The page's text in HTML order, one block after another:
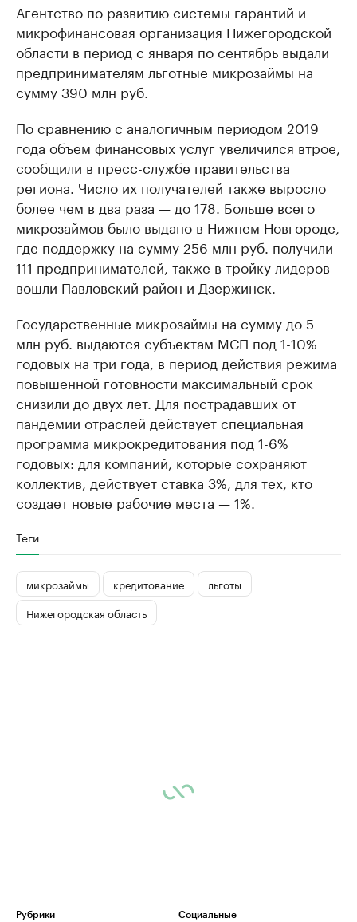
Агентство по развитию системы гарантий и
микрофинансовая организация Нижегородской
области в период с января по сентябрь выдали
предпринимателям льготные микрозаймы на
сумму 390 млн руб.
По сравнению с аналогичным периодом 2019
года объем финансовых услуг увеличился втрое,
сообщили в пресс-службе правительства
региона. Число их получателей также выросло
более чем в два раза — до 178. Больше всего
микрозаймов было выдано в Нижнем Новгороде,
где поддержку на сумму 256 млн руб. получили
111 предпринимателей, также в тройку лидеров
вошли Павловский район и Дзержинск.
Государственные микрозаймы на сумму до 5
млн руб. выдаются субъектам МСП под 1-10%
годовых на три года, в период действия режима
повышенной готовности максимальный срок
снизили до двух лет. Для пострадавших от
пандемии отраслей действует специальная
программа микрокредитования под 1-6%
годовых: для компаний, которые сохраняют
коллектив, действует ставка 3%, для тех, кто
создает новые рабочие места — 1%.
Теги
микрозаймы кредитование
льготы
Нижегородская область
Рубрики
Социальные